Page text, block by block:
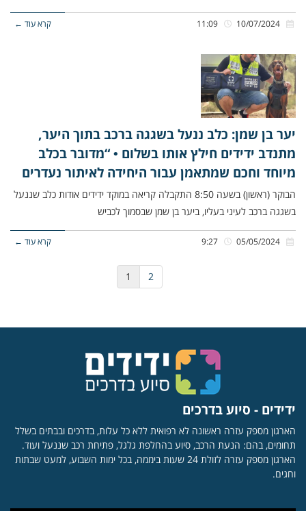
קרא עוד ←
יער בן שמן: כלב ננעל בשגגה ברכב בתוך היער,
מתנדב ידידים חילץ אותו בשלום • “מדובר בכלב
מיוחד וחכם שמתאמן עבור היחידה לאיתור נעדרים
הבוקר (ראשון) בשעה 8:50 התקבלה קריאה במוקד ידידים אודות כלב שננעל
בשגגה ברכב לעיני בעליו, ביער בן שמן שבסמוך לכביש
קרא עוד ←
1 2
ידידים - סיוע בדרכים
הארגון מספק עזרה ראשונה לא רפואית ללא כל עלות, בדרכים ובבתים בשלל
תחומים, בהם: הנעת הרכב, סיוע בהחלפת גלגל, פתיחת רכב שננעל ועוד.
הארגון מספק עזרה לזולת 24 שעות ביממה, בכל ימות השבוע, למעט שבתות
וחגים.